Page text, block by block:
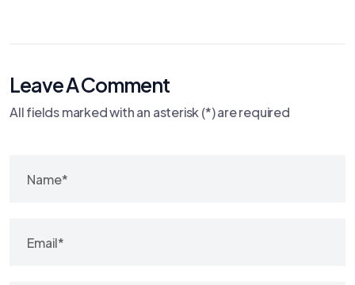
Leave A Comment
All fields marked with an asterisk (*) are required